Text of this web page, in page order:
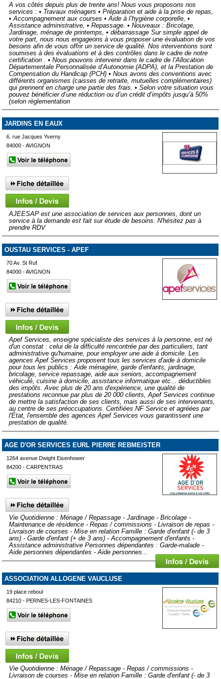
A vos côtés depuis plus de trente ans! Nous vous proposons nos
services : • Travaux ménagers • Préparation et aide à la prise de repas,
• Accompagnement aux courses • Aide à l’hygiène corporelle, •
Assistance administrative, • Repassage. • Nouveaux : Bricolage,
Jardinage, ménage de printemps, • débarrassage Sur simple appel de
votre part, nous nous engageons à vous proposer une évaluation de vos
besoins afin de vous offrir un service de qualité. Nos interventions sont
soumises à des évaluations et à des contrôles dans le cadre de notre
certification . • Nous pouvons intervenir dans le cadre de l’Allocation
Départementale Personnalisée d’Autonomie (ADPA), et la Prestation de
Compensation du Handicap (PCH) • Nous avons des conventions avec
différents organismes (caisses de retraite, mutuelles complémentaires)
qui prennent en charge une partie des frais. • Selon votre situation vous
pouvez bénéficier d’une réduction ou d’un crédit d’impôts jusqu’à 50%
(selon règlementation
JARDINS EN EAUX
6. rue Jacques Yverny
84000 - AVIGNON
AJEESAP est une association de services aux personnes, dont un
service à la demande est fait sur étude de besoins. N'hésitez pas à
prendre RDV
OUSTAU SERVICES - APEF
70 Av. St Ruf
84000 - AVIGNON
Apef Services, enseigne spécialiste des services à la personne, est né
d'un constat : celui de la difficulté rencontrée par des particuliers, tant
administrative qu'humaine, pour employer une aide à domicile. Les
agences Apef Services proposent tous les services d'aide à domicile
pour tous les publics : Aide ménagère, garde d'enfants, jardinage,
bricolage, service repassage, aide aux seniors, accompagnement
véhiculé, cuisine à domicile, assistance informatique etc... déductibles
des impôts. Avec plus de 20 ans d'expérience, une qualité de
prestations reconnue par plus de 20 000 clients, Apef Services continue
de mettre la satisfaction de ses clients, mais aussi de ses intervenants,
au centre de ses préoccupations. Certifiées NF Service et agréées par
l'État, l'ensemble des agences Apef Services vous garantissent une
prestation de qualité.
AGE D'OR SERVICES EURL PIERRE REBMEISTER
1264 avenue Dwight Eisenhower
84200 - CARPENTRAS
Vie Quotidienne : Ménage / Repassage - Jardinage - Bricolage -
Maintenance de résidence - Repas / commissions - Livraison de repas -
Livraison de courses - Mise en relation Famille : Garde d'enfant (- de 3
ans) - Garde d'enfant (+ de 3 ans) - Accompagnement d'enfants -
Assistance administrative Personnes dépendantes : Garde-malade -
Aide personnes dépendantes - Aide personnes...
ASSOCIATION ALLOGENE VAUCLUSE
19 place reboul
84210 - PERNES-LES-FONTAINES
Vie Quotidienne : Ménage / Repassage - Repas / commissions -
Livraison de courses - Mise en relation Famille : Garde d'enfant (- de 3